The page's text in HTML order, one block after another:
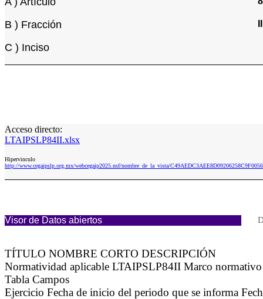
B ) Fracción
C ) Inciso
Acceso directo:
LTAIPSLP84II.xlsx
Hipervinculo
http://www.cegaipslp.org.mx/webcegaip2025.nsf/nombre_de_la_vista/
Visor de Datos abiertos
TÍTULO NOMBRE CORTO DESCRIPCIÓN
Normatividad aplicable LTAIPSLP84II Marco
Tabla Campos
Ejercicio Fecha de inicio del periodo que se informa